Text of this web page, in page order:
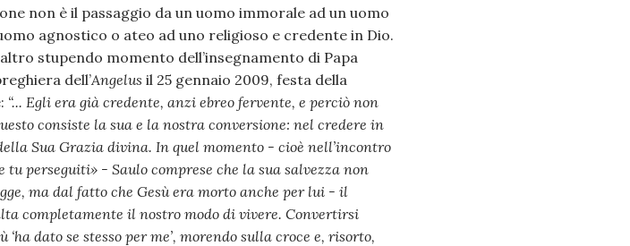
non è il passaggio da un uomo immorale ad un uomo
agnostico o ateo ad uno religioso e credente in Dio.
stupendo momento dell’insegnamento di Papa
dell’Angelus il 25 gennaio 2009, festa della
“... Egli era già credente, anzi ebreo fervente, e perciò non
consiste la sua e la nostra conversione: nel credere in
Sua Grazia divina. In quel momento - cioè nell’incontro
tu perseguiti» - Saulo comprese che la sua salvezza non
ma dal fatto che Gesù era morto anche per lui - il
completamente il nostro modo di vivere. Convertirsi
dato se stesso per me’, morendo sulla croce e, risorto,